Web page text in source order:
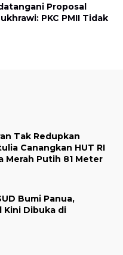
Proposal
PKC PMII Tidak
Tak Redupkan
Canangkan HUT RI
Merah Putih 81 Meter
Bumi Panua,
Kini Dibuka di